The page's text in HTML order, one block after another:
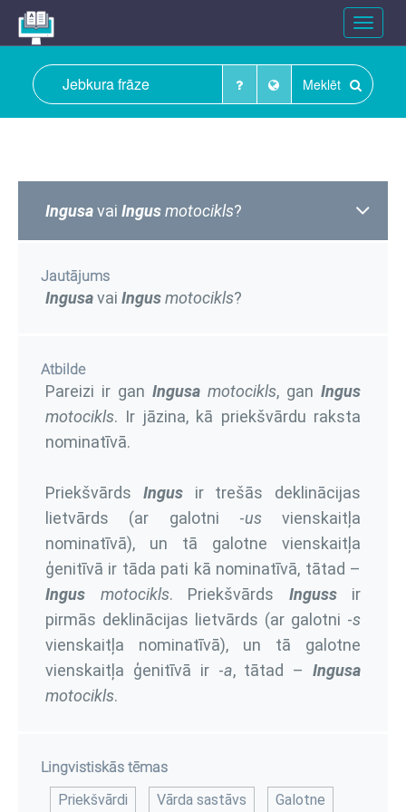
Toggle
Meklēt
Ingusavai Ingusmotocikls?
Jautājums
Ingusavai Ingusmotocikls?
Atbilde
Pareizi ir gan Ingusa motocikls, gan Ingus
motocikls. Ir jāzina, kā priekšvārdu raksta
nominatīvā.
Priekšvārds Ingusir trešās deklinācijas
lietvārds (ar galotni -usvienskaitļa
nominatīvā), un tā galotne vienskaitļa
ģenitīvā ir tāda pati kā nominatīvā, tātad –
Ingus motocikls. Priekšvārds Ingussir
pirmās deklinācijas lietvārds (ar galotni -s
vienskaitļa nominatīvā), un tā galotne
vienskaitļa ģenitīvā ir -a, tātad – Ingusa
motocikls.
Lingvistiskās tēmas
Priekšvārdi Vārda sastāvs Galotne